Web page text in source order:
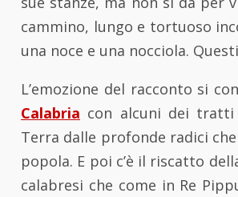
cammino, lungo e tortuoso
una noce e una nocciola.
L’emozione del racconto si
Calabria con alcuni dei tratti
Terra dalle profonde radici
popola. E poi c’è il riscatto
calabresi che come in Re